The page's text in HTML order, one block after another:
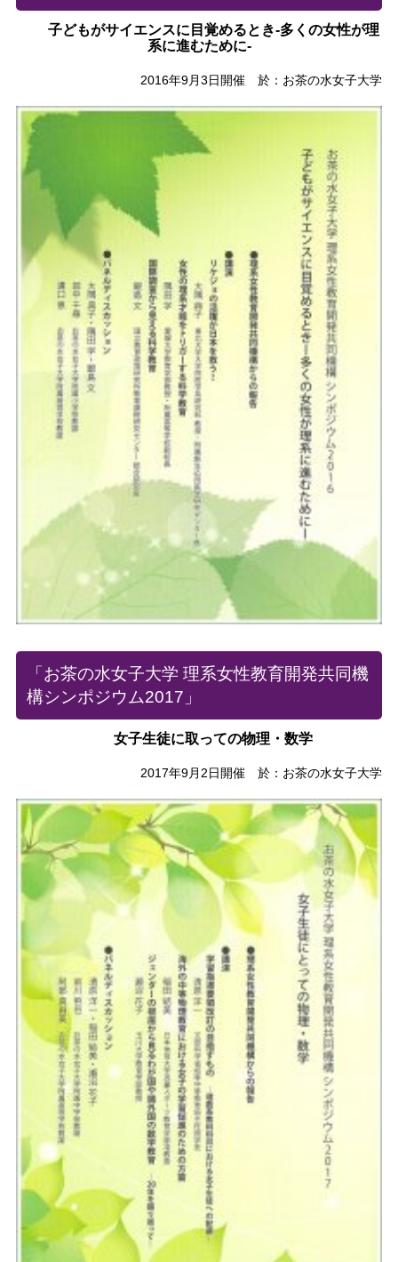
子どもがサイエンスに目覚めるとき-多くの女性が理
系に進むために-
2016年9月3日開催 於：お茶の水女子大学
「お茶の水女子大学 理系女性教育開発共同機
構シンポジウム2017」
女子生徒に取っての物理・数学
2017年9月2日開催 於：お茶の水女子大学